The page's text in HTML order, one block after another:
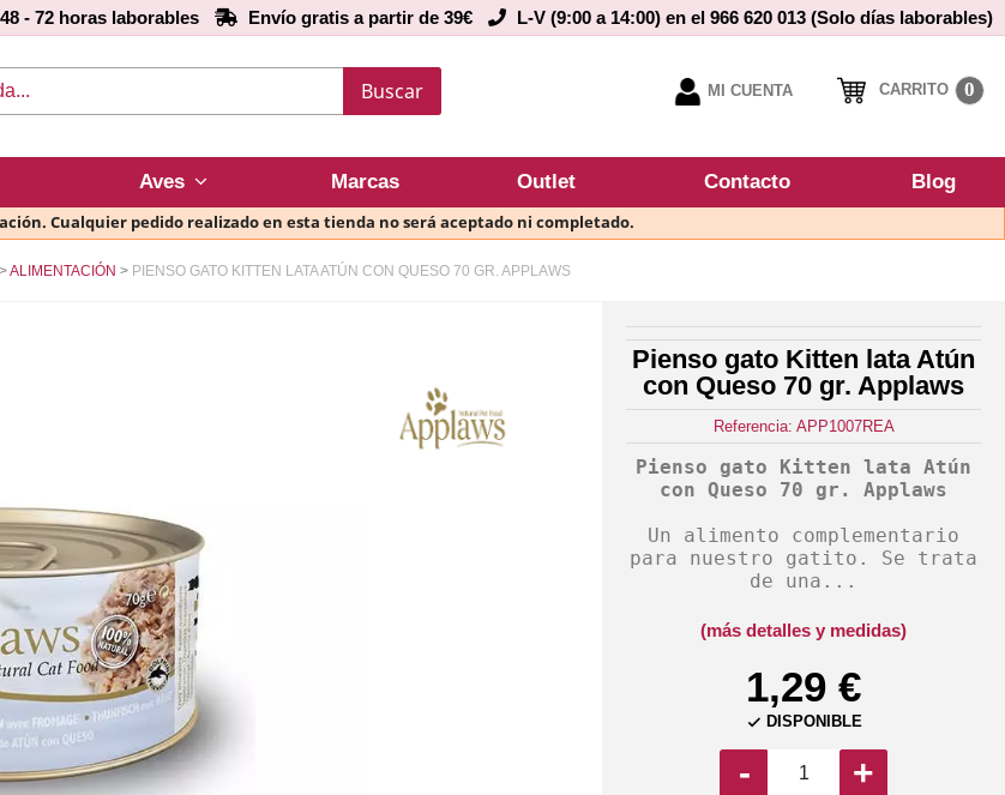
- 72 horas laborables Envío gratis a partir de 39€ L-V (9:00 a 14:00) en el 966 620 013 (Solo días laborables)
Buscar MI CUENTA CARRITO 0
Aves Marcas Outlet Contacto Blog
Cualquier pedido realizado en esta tienda no será aceptado ni completado.
ALIMENTACIÓN PIENSO GATO KITTEN LATA ATÚN CON QUESO 70 GR. APPLAWS
Pienso gato Kitten lata Atún
con Queso 70 gr. Applaws
Referencia: APP1007REA
Pienso gato Kitten lata Atún
con Queso 70 gr. Applaws
Un alimento complementario
para nuestro gatito. Se trata
de una...
(más detalles y medidas)
1,29 €
 DISPONIBLE
- +